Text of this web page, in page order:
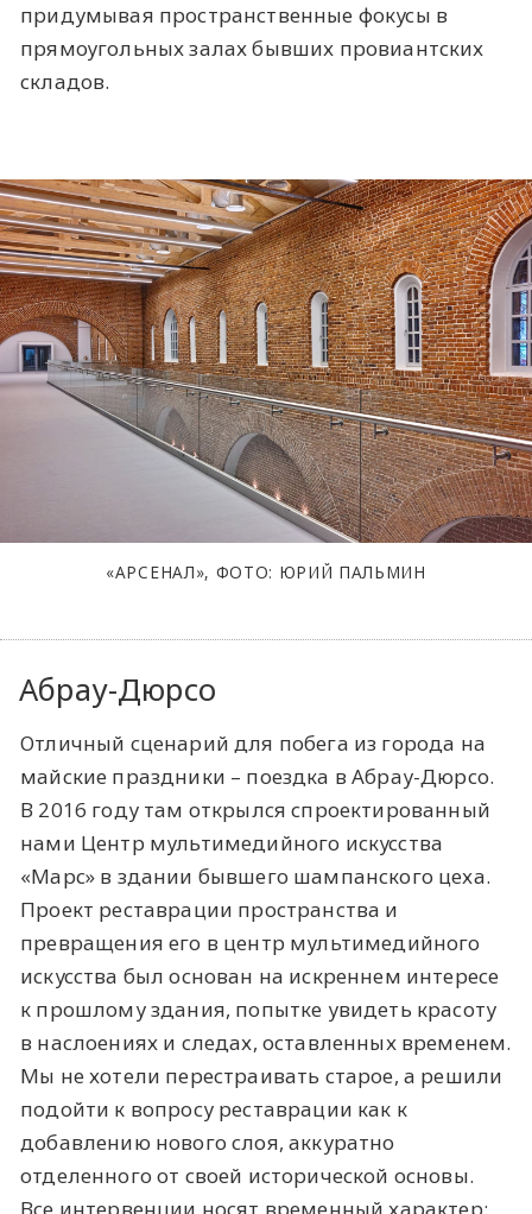
придумывая пространственные фокусы в
прямоугольных залах бывших провиантских
складов.
«АРСЕНАЛ», ФОТО: ЮРИЙ ПАЛЬМИН
Абрау-Дюрсо
Отличный сценарий для побега из города на
майские праздники – поездка в Абрау-Дюрсо.
В 2016 году там открылся спроектированный
нами Центр мультимедийного искусства
«Марс» в здании бывшего шампанского цеха.
Проект реставрации пространства и
превращения его в центр мультимедийного
искусства был основан на искреннем интересе
к прошлому здания, попытке увидеть красоту
в наслоениях и следах, оставленных временем.
Мы не хотели перестраивать старое, а решили
подойти к вопросу реставрации как к
добавлению нового слоя, аккуратно
отделенного от своей исторической основы.
Все интервенции носят временный характер: